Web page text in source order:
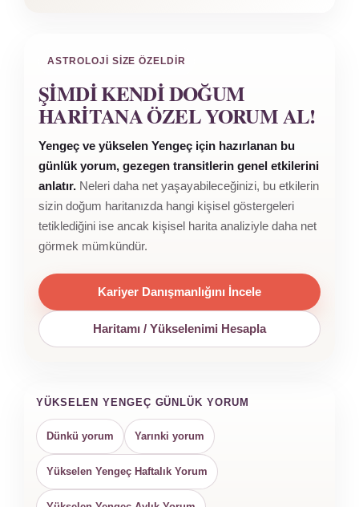
ASTROLOJI SIZE ÖZELDIR
ŞIMDI KENDI DOĞUM
HARITANA ÖZEL YORUM AL!
Yengeç ve yükselen Yengeç için hazırlanan bu
günlük yorum, gezegen transitlerin genel etkilerini
anlatır. Neleri daha net yaşayabileceğinizi, bu etkilerin
sizin doğum haritanızda hangi kişisel göstergeleri
tetiklediğini ise ancak kişisel harita analiziyle daha net
görmek mümkündür.
Kariyer Danışmanlığını İncele
Haritamı / Yükselenimi Hesapla
YÜKSELEN YENGEÇ GÜNLÜK YORUM
Dünkü yorum Yarınki yorum
Yükselen Yengeç Haftalık Yorum